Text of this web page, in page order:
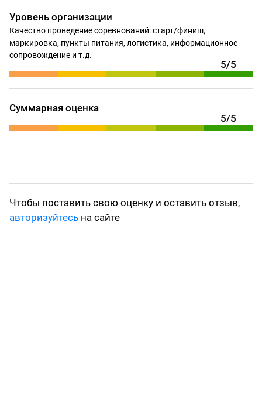
Уровень организации
Качество проведение соревнований: старт/финиш,
маркировка, пункты питания, логистика, информационное
сопровождение и т.д.
5/5
Суммарная оценка
5/5
Чтобы поставить свою оценку и оставить отзыв,
авторизуйтесь на сайте